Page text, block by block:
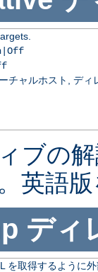
チャルホスト, ディ
ブの
英語
ディ
を取得するように